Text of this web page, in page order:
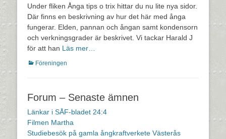
Under fliken Ånga tips o trix hittar du nu lite nya sidor.
Där finns en beskrivning av hur det här med ånga
fungerar. Elden, pannan och ångan samt kondensorn
och verkningsgrader är beskrivet. Vi tackar Harald J
för att han Läs mer…
Kategorier
Föreningen
Forum – Senaste ämnen
Länkar i SÅF-bladet 24:4
Filmen Martha
Studiebesök på gamla ångkraftverkete Västerås